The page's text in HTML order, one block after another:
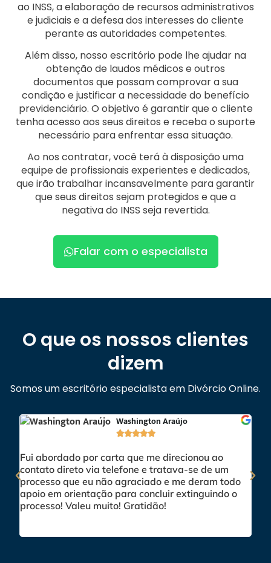
ao INSS, a elaboração de recursos administrativos
e judiciais e a defesa dos interesses do cliente
perante as autoridades competentes.
Além disso, nosso escritório pode lhe ajudar na
obtenção de laudos médicos e outros
documentos que possam comprovar a sua
condição e justificar a necessidade do benefício
previdenciário. O objetivo é garantir que o cliente
tenha acesso aos seus direitos e receba o suporte
necessário para enfrentar essa situação.
Ao nos contratar, você terá à disposição uma
equipe de profissionais experientes e dedicados,
que irão trabalhar incansavelmente para garantir
que seus direitos sejam protegidos e que a
negativa do INSS seja revertida.
Falar com o especialista
O que os nossos clientes
dizem
Somos um escritório especialista em Divórcio Online.
Washington Araújo

Fui abordado por carta que me direcionou ao
contato direto via telefone e tratava-se de um
processo que eu não agraciado e me deram todo
apoio em orientação para concluir extinguindo o
processo! Valeu muito! Gratidão!